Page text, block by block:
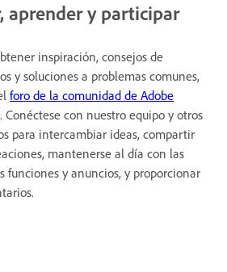
aprender y participar
inspiración, consejos de
y soluciones a problemas comunes,
foro de la comunidad de Adobe
. Conéctese con nuestro equipo y otros
para intercambiar ideas, compartir
mantenerse al día con las
funciones y anuncios, y proporcionar